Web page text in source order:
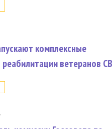
комплексные
ветеранов